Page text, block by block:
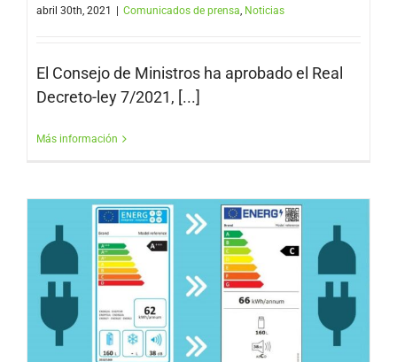
abril 30th, 2021 Comunicados de prensa, Noticias
El Consejo de Ministros ha aprobado el Real
Decreto-ley 7/2021, [...]
Más información